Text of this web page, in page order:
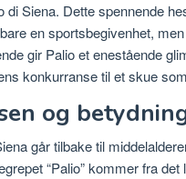
di Siena. Dette spennende
en sportsbegivenhet,
gir Palio et enestående
konkurranse til et skue
og
går tilbake til
“Palio” kommer fra